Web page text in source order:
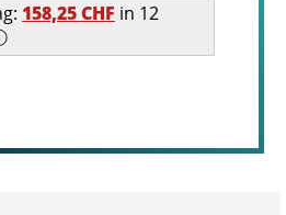
158,25 CHF in 12